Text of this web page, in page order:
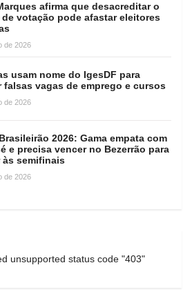
afirma que desacreditar o
votação pode afastar eleitores
de 2026
usam nome do IgesDF para
falsas vagas de emprego e cursos
de 2026
2026: Gama empata com
e precisa vencer no Bezerrão para
às semifinais
de 2026
unsupported status code "403"